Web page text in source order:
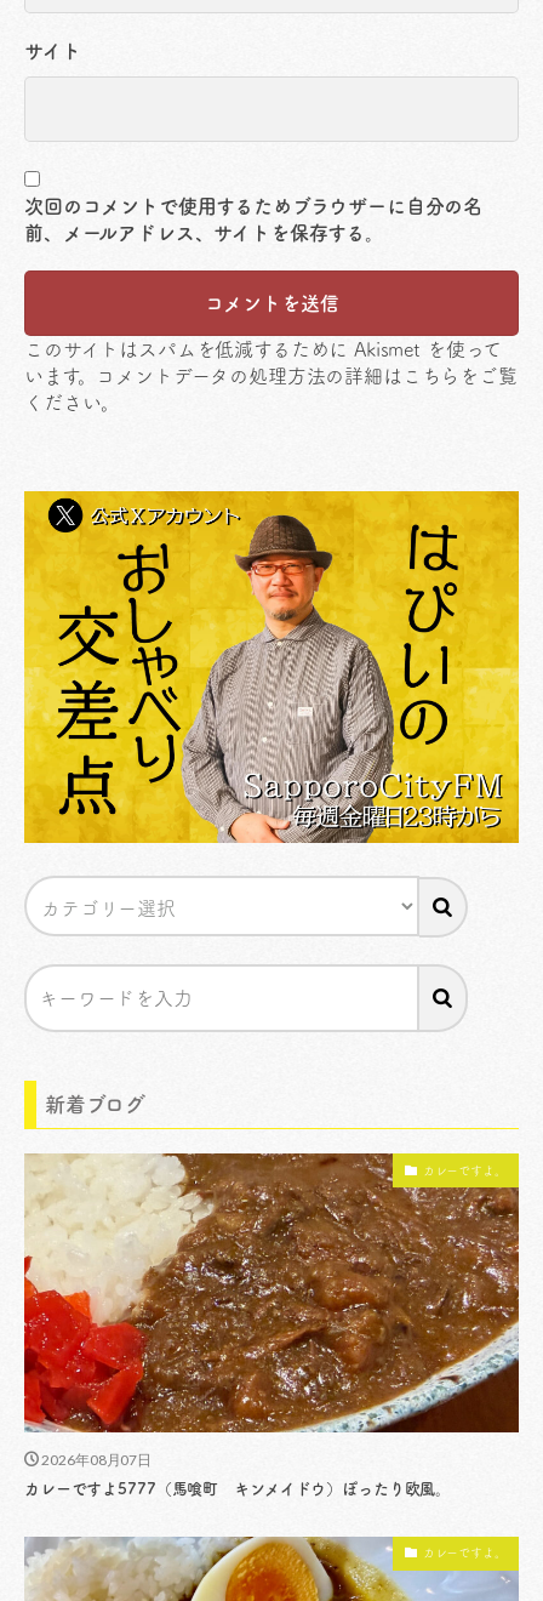
サイト
次回のコメントで使用するためブラウザーに自分の名
前、メールアドレス、サイトを保存する。
このサイトはスパムを低減するために Akismet を使って
います。
コメントデータの処理方法の詳細はこちらをご覧
ください。
新着ブログ
カレーですよ。
2026年08月07日
カレーですよ5777（馬喰町 キンメイドウ）ぽったり欧風。
カレーですよ。